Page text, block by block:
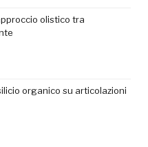
olistico tra
organico su articolazioni